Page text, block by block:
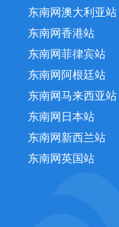
东南网澳大利亚站
东南网香港站
东南网菲律宾站
东南网阿根廷站
东南网马来西亚站
东南网日本站
东南网新西兰站
东南网英国站